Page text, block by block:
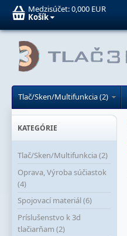
Medzisúčet:0,000 EUR
Košík
Tlač/Sken/Multifunkcia (2)
KATEGÓRIE
Tlač/Sken/Multifunkcia (2)
Oprava, Výroba súčiastok
(4)
Spojovací materiál (6)
Príslušenstvo k 3d
tlačiarňam (2)